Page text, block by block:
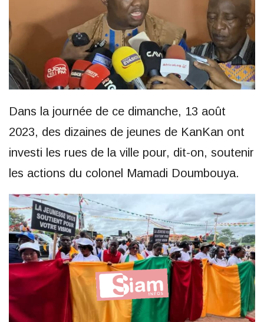
Dans la journée de ce dimanche, 13 août
2023, des dizaines de jeunes de KanKan ont
investi les rues de la ville pour, dit-on, soutenir
les actions du colonel Mamadi Doumbouya.